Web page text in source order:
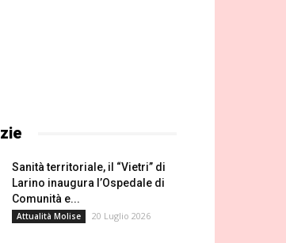
Sanità territoriale, il “Vietri” di
Larino inaugura l’Ospedale di
Comunità e...
Attualità Molise 20 Luglio 2026